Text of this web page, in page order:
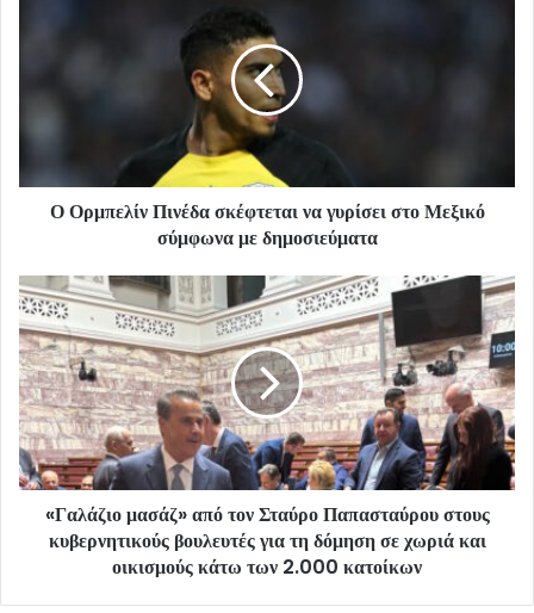
Ο Ορμπελίν Πινέδα σκέφτεται να γυρίσει στο Μεξικό
σύμφωνα με δημοσιεύματα
«Γαλάζιο μασάζ» από τον Σταύρο Παπασταύρου στους
κυβερνητικούς βουλευτές για τη δόμηση σε χωριά και
οικισμούς κάτω των 2.000 κατοίκων